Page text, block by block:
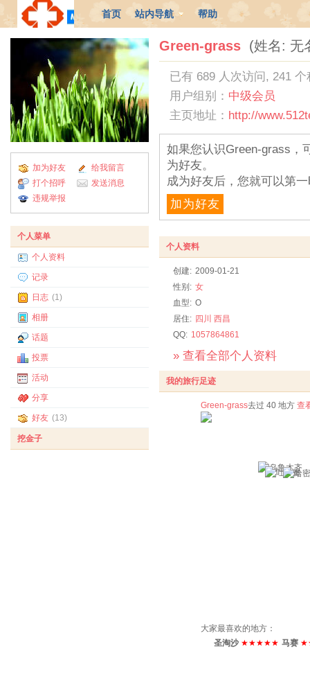
首页 站内导航 帮助
加为好友
给我留言
打个招呼
发送消息
违规举报
个人菜单
个人资料
记录
日志 (1)
相册
话题
投票
活动
分享
好友 (13)
挖金子
Green-grass (姓名: 无
已有 689 人次访问, 241
用户组别： 中级会员
主页地址： http://
如果您认识Green-grass，
为好友。
成为好友后，您就可以第
加为好友
个人资料
创建: 2009-01-21
性别: 女
血型: O
居住: 四川 西昌
QQ: 1057864861
» 查看全部个人资料
我的旅行足迹
Green-grass去过 40 地方 查
大家最喜欢的地方：
圣淘沙 ★★★★★ 马赛 ★